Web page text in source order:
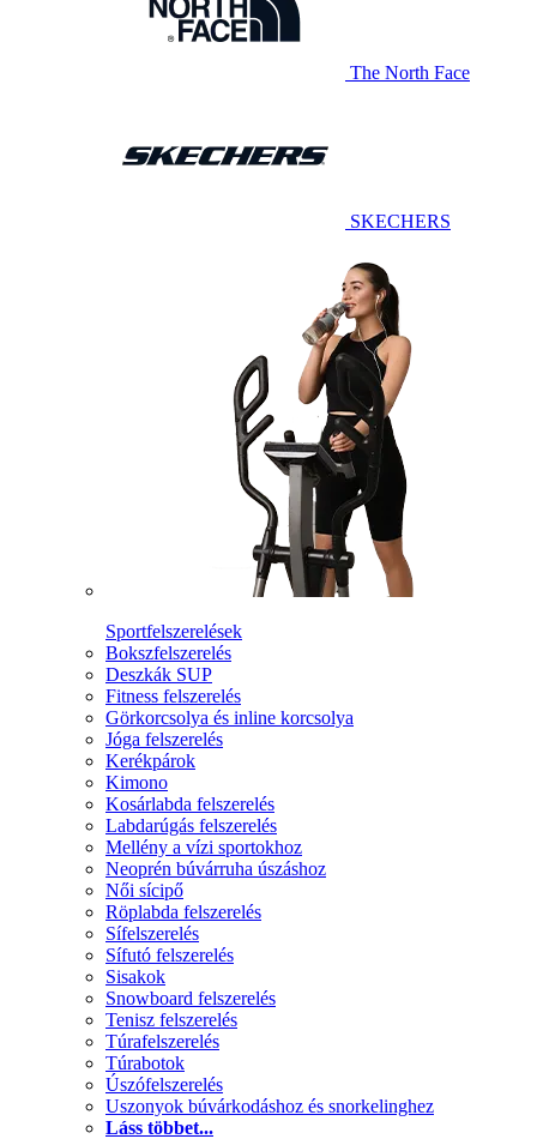
The North Face
SKECHERS
Sportfelszerelések
Bokszfelszerelés
Deszkák SUP
Fitness felszerelés
Görkorcsolya és inline korcsolya
Jóga felszerelés
Kerékpárok
Kimono
Kosárlabda felszerelés
Labdarúgás felszerelés
Mellény a vízi sportokhoz
Neoprén búvárruha úszáshoz
Női sícipő
Röplabda felszerelés
Sífelszerelés
Sífutó felszerelés
Sisakok
Snowboard felszerelés
Tenisz felszerelés
Túrafelszerelés
Túrabotok
Úszófelszerelés
Uszonyok búvárkodáshoz és snorkelinghez
Láss többet...